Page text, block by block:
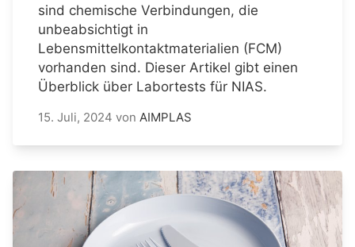
sind chemische Verbindungen, die
unbeabsichtigt in
Lebensmittelkontaktmaterialien (FCM)
vorhanden sind. Dieser Artikel gibt einen
Überblick über Labortests für NIAS.
15. Juli, 2024 von AIMPLAS